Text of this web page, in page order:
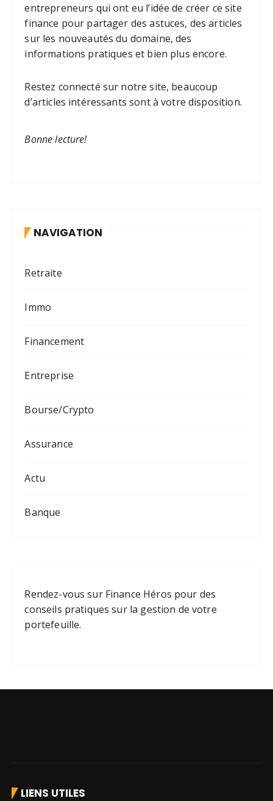
entrepreneurs qui ont eu l’idée de créer ce site
finance pour partager des astuces, des articles
sur les nouveautés du domaine, des
informations pratiques et bien plus encore.
Restez connecté sur notre site, beaucoup
d’articles intéressants sont à votre disposition.
Bonne lecture!
NAVIGATION
Retraite
Immo
Financement
Entreprise
Bourse/Crypto
Assurance
Actu
Banque
Rendez-vous sur Finance Héros pour des
conseils pratiques sur la gestion de votre
portefeuille.
LIENS UTILES